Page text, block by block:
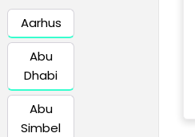
Aarhus
Abu
Dhabi
Abu
Simbel